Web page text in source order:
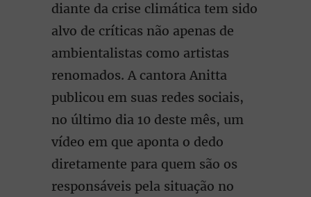
diante da crise climática tem sido
alvo de críticas não apenas de
ambientalistas como artistas
renomados. A cantora Anitta
publicou em suas redes sociais,
no último dia 10 deste mês, um
vídeo em que aponta o dedo
diretamente para quem são os
responsáveis pela situação no